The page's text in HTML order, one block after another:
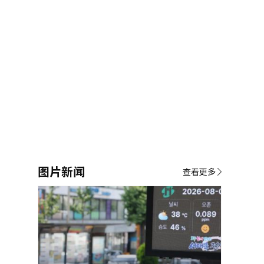
图片新闻 查看更多